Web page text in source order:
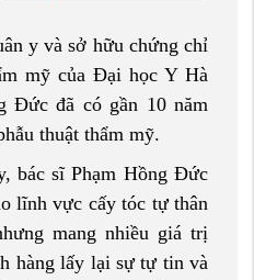
y và sở hữu chứng chỉ
mỹ của Đại học Y Hà
Đức đã có gần 10 năm
thuật thẩm mỹ.
bác sĩ Phạm Hồng Đức
lĩnh vực cấy tóc tự thân
mang nhiều giá trị
hàng lấy lại sự tự tin và